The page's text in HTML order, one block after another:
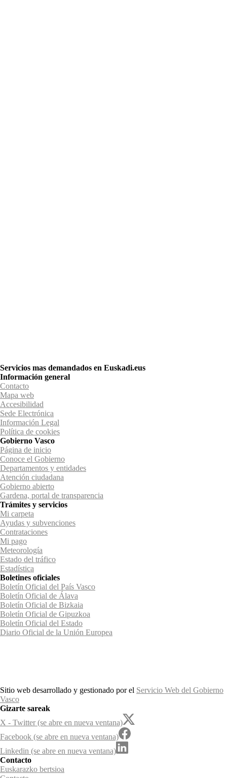
Servicios mas demandados en Euskadi.eus
Información general
Contacto
Mapa web
Accesibilidad
Sede Electrónica
Información Legal
Política de cookies
Gobierno Vasco
Página de inicio
Conoce el Gobierno
Departamentos y entidades
Atención ciudadana
Gobierno abierto
Gardena, portal de transparencia
Trámites y servicios
Mi carpeta
Ayudas y subvenciones
Contrataciones
Mi pago
Meteorología
Estado del tráfico
Estadística
Boletines oficiales
Boletín Oficial del País Vasco
Boletín Oficial de Álava
Boletín Oficial de Bizkaia
Boletín Oficial de Gipuzkoa
Boletín Oficial del Estado
Diario Oficial de la Unión Europea
Sitio web desarrollado y gestionado por el Servicio Web del Gobierno
Vasco
Gizarte sareak
X - Twitter (se abre en nueva ventana)
Facebook (se abre en nueva ventana)
Linkedin (se abre en nueva ventana)
Contacto
Euskarazko bertsioa